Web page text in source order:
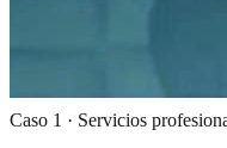
Caso 1 · Servicios